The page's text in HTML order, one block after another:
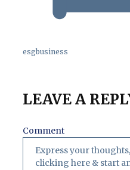
esgbusiness
LEAVE A
Comment